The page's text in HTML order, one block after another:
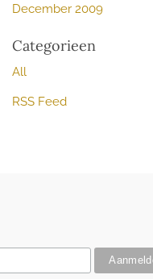
December 2009
Categorieen
All
RSS Feed